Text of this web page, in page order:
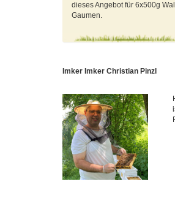
dieses Angebot für 6x500g
Gaumen.
Imker Imker Christian Pinzl